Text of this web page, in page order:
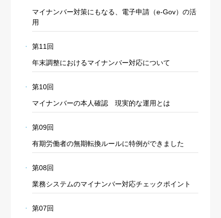
マイナンバー対策にもなる、電子申請（e-Gov）の活
用
第11回
年末調整におけるマイナンバー対応について
第10回
マイナンバーの本人確認 現実的な運用とは
第09回
有期労働者の無期転換ルールに特例ができました
第08回
業務システムのマイナンバー対応チェックポイント
第07回